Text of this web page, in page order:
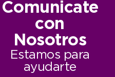
Comunicate
con
Nosotros
Estamos para
ayudarte